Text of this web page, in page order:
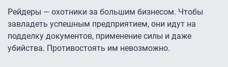
Рейдеры — охотники за большим бизнесом. Чтобы
завладеть успешным предприятием, они идут на
подделку документов, применение силы и даже
убийства. Противостоять им невозможно.